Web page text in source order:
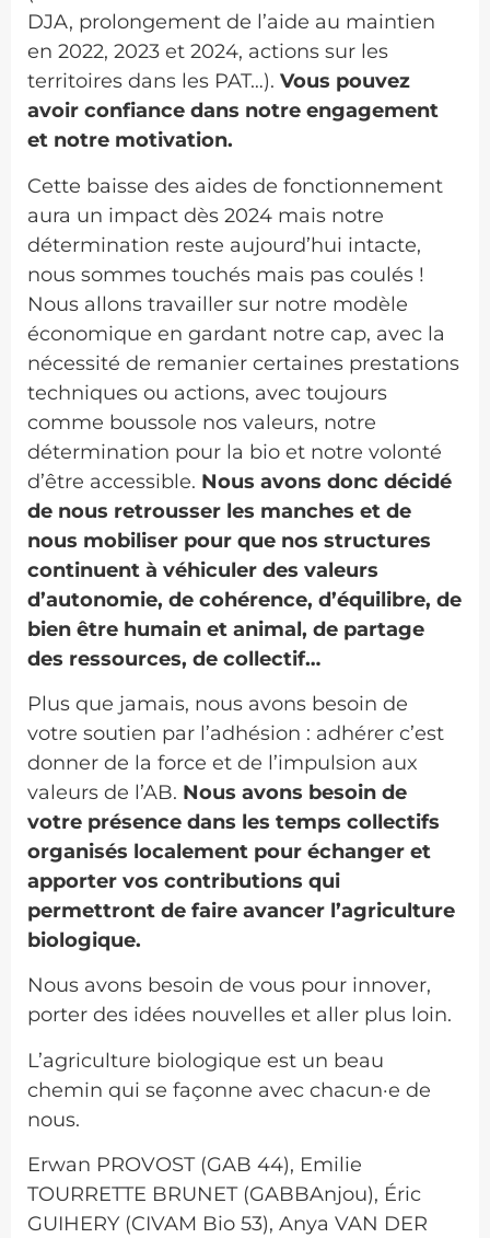
DJA, prolongement de l’aide au maintien
en 2022, 2023 et 2024, actions sur les
territoires dans les PAT…). Vous pouvez
avoir confiance dans notre engagement
et notre motivation.
Cette baisse des aides de fonctionnement
aura un impact dès 2024 mais notre
détermination reste aujourd’hui intacte,
nous sommes touchés mais pas coulés !
Nous allons travailler sur notre modèle
économique en gardant notre cap, avec la
nécessité de remanier certaines prestations
techniques ou actions, avec toujours
comme boussole nos valeurs, notre
détermination pour la bio et notre volonté
d’être accessible. Nous avons donc décidé
de nous retrousser les manches et de
nous mobiliser pour que nos structures
continuent à véhiculer des valeurs
d’autonomie, de cohérence, d’équilibre, de
bien être humain et animal, de partage
des ressources, de collectif…
Plus que jamais, nous avons besoin de
votre soutien par l’adhésion : adhérer c’est
donner de la force et de l’impulsion aux
valeurs de l’AB. Nous avons besoin de
votre présence dans les temps collectifs
organisés localement pour échanger et
apporter vos contributions qui
permettront de faire avancer l’agriculture
biologique.
Nous avons besoin de vous pour innover,
porter des idées nouvelles et aller plus loin.
L’agriculture biologique est un beau
chemin qui se façonne avec chacun·e de
nous.
Erwan PROVOST (GAB 44), Emilie
TOURRETTE BRUNET (GABBAnjou), Éric
GUIHERY (CIVAM Bio 53), Anya VAN DER